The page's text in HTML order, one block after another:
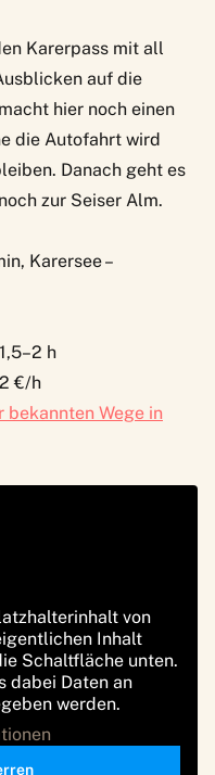
Karerpass mit all
auf die
hier noch einen
die Autofahrt wird
Danach geht es
zur Seiser Alm.
Karersee –
h
€/h
bekannten Wege in
von
Inhalt
Schaltfläche unten.
dabei Daten an
werden.